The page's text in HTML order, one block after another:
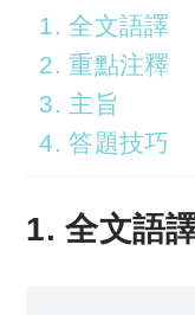
1. 全文語譯
2. 重點注釋
3. 主旨
4. 答題技巧
1. 全文語